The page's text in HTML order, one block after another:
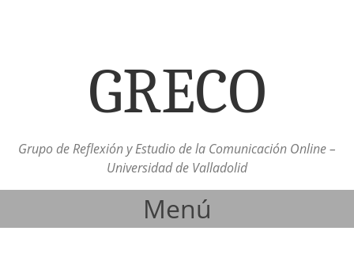
GRECO
Grupo de Reflexión y Estudio de la Comunicación Online –
Universidad de Valladolid
Menú